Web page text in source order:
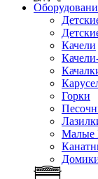
Качели
Горки
Малые